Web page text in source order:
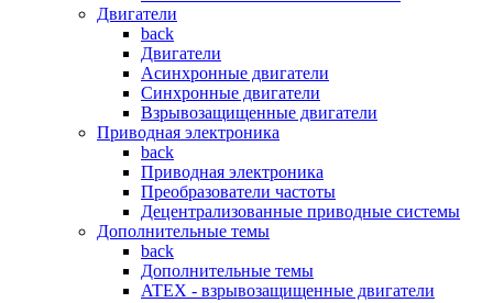
Двигатели
back
Двигатели
Асинхронные двигатели
Синхронные двигатели
Взрывозащищенные двигатели
Приводная электроника
back
Приводная электроника
Преобразователи частоты
Децентрализованные приводные системы
Дополнительные темы
back
Дополнительные темы
ATEX - взрывозащищенные двигатели